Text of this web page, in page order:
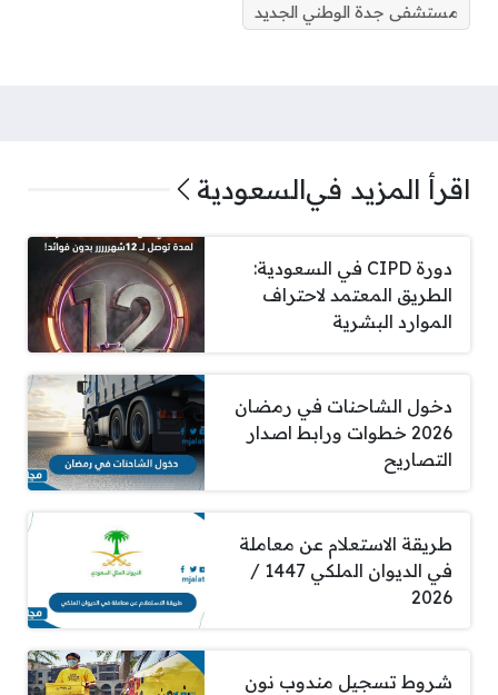
مستشفى جدة الوطني الجديد
اقرأ المزيد فيالسعودية
دورة CIPD في السعودية:
الطريق المعتمد لاحتراف
الموارد البشرية
دخول الشاحنات في رمضان
2026 خطوات ورابط اصدار
التصاريح
طريقة الاستعلام عن معاملة
في الديوان الملكي 1447 /
2026
شروط تسجيل مندوب نون